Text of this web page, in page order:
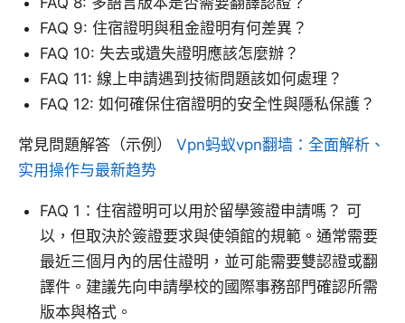
FAQ 9: 住宿證明與租金證明有何差異？
FAQ 10: 失去或遺失證明應該怎麼辦？
FAQ 11: 線上申請遇到技術問題該如何處理？
FAQ 12: 如何確保住宿證明的安全性與隱私保護？
常見問題解答（示例） Vpn蚂蚁vpn翻墙：全面解析、
实用操作与最新趋势
FAQ 1：住宿證明可以用於留學簽證申請嗎？ 可
以，但取決於簽證要求與使領館的規範。通常需要
最近三個月內的居住證明，並可能需要雙認證或翻
譯件。建議先向申請學校的國際事務部門確認所需
版本與格式。